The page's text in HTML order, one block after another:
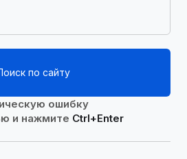
по сайту
ошибку
и нажмите Ctrl+Enter